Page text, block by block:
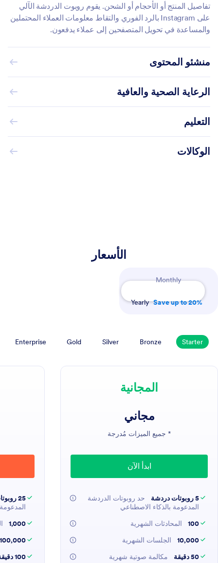
تفاصيل المنتج أو الأحجام أو الشحن. يقوم روبوت الدردشة الآلي
على Instagram بالرد الفوري والتقاط معلومات العملاء المحتملين
والمساعدة في تحويل المتصفحين إلى عملاء يدفعون.
منشئو المحتوى
الرعاية الصحية والعافية
التعليم
الوكالات
الأسعار
Monthly
Yearly Save up to 20%
Starter
Bronze
Silver
Gold
Enterprise
المجانية
مجاني
* جميع الميزات مُدرجة
ابدأ الآن
5 روبوتات دردشة
حد روبوتات الدردشة
المدعومة بالذكاء الاصطناعي
100
المحادثات الشهرية
10,000
الجلسات الشهرية
50 دقيقة
مكالمة صوتية شهرية
25 روبوتات دردشة
1,000
100,000
100 دقيقة